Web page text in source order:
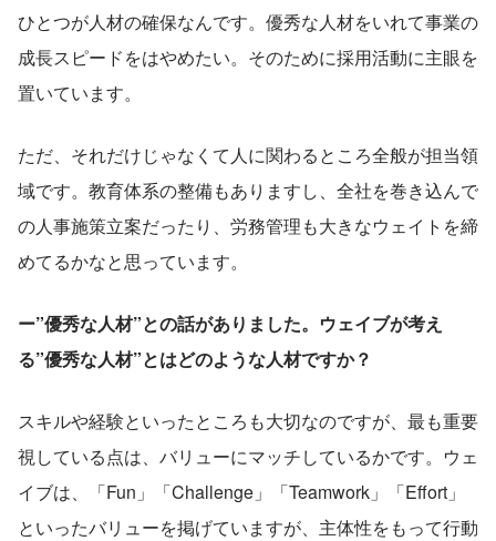
ひとつが人材の確保なんです。優秀な人材をいれて事業の
成長スピードをはやめたい。そのために採用活動に主眼を
置いています。
ただ、それだけじゃなくて人に関わるところ全般が担当領
域です。教育体系の整備もありますし、全社を巻き込んで
の人事施策立案だったり、労務管理も大きなウェイトを締
めてるかなと思っています。
ー”優秀な人材”との話がありました。ウェイブが考え
る”優秀な人材”とはどのような人材ですか？
スキルや経験といったところも大切なのですが、最も重要
視している点は、バリューにマッチしているかです。ウェ
イブは、「Fun」「Challenge」「Teamwork」「Effort」
といったバリューを掲げていますが、主体性をもって行動